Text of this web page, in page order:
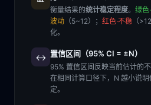
衡量结果的统计稳定程度。 绿色
波动 （5~12）； 红色·不稳 （
化。
↔️ 置信区间（95% CI = ±N）
95% 置信区间反映当前估计的
在相同计算口径下，N 越小说
定。